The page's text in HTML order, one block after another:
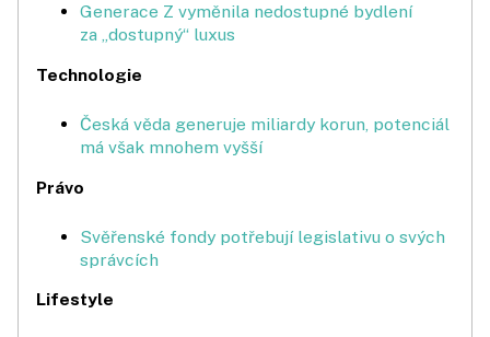
Generace Z vyměnila nedostupné bydlení
za „dostupný“ luxus
Technologie
Česká věda generuje miliardy korun, potenciál
má však mnohem vyšší
Právo
Svěřenské fondy potřebují legislativu o svých
správcích
Lifestyle